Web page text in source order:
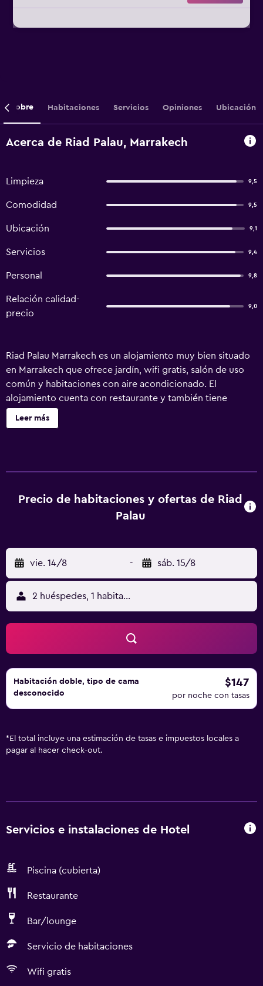
Sobre Habitaciones Servicios Opiniones Ubicación
Acerca de Riad Palau, Marrakech
Limpieza 9,5
Comodidad 9,5
Ubicación 9,1
Servicios 9,4
Personal 9,8
Relación calidad-
precio
9,0
Riad Palau Marrakech es un alojamiento muy bien situado
en Marrakech que ofrece jardín, wifi gratis, salón de uso
común y habitaciones con aire acondicionado. El
alojamiento cuenta con restaurante y también tiene
terraza y piscina cubierta. El alojamiento ofrece servicio
de habitaciones, servicio de conserjería y servicio de
la ciudad. En Riad Palau Marrakech, cada habitación
incluye ropa de cama y toallas. El desayuno está
alojamiento, y la zona es ideal para practicar esquí y
ciclismo. En la recepción 24 horas se habla árabe, inglés,
francés y holandés, y el personal está dispuesto a ayudar
en cualquier momento. Cerca del alojamiento hay puntos
de interés como Le Jardin Secret, Museo Orientalista de
Marrakech y Museo de Mouassine. El aeropuerto
(Aeropuerto de Menara - Marrakech) está a 6 km, y el
alojamiento ofrece servicio de traslado de pago para ir o
volver del aeropuerto.
Leer más
Precio de habitaciones y ofertas de Riad
Palau
vie. 14/8 - sáb. 15/8
2 huéspedes, 1 habitación
Habitación doble, tipo de cama
desconocido
$147
por noche con tasas
* El total incluye una estimación de tasas e impuestos locales a
pagar al hacer check-out.
Servicios e instalaciones de Hotel
Piscina (cubierta)
Restaurante
Bar/lounge
Servicio de habitaciones
Wifi gratis